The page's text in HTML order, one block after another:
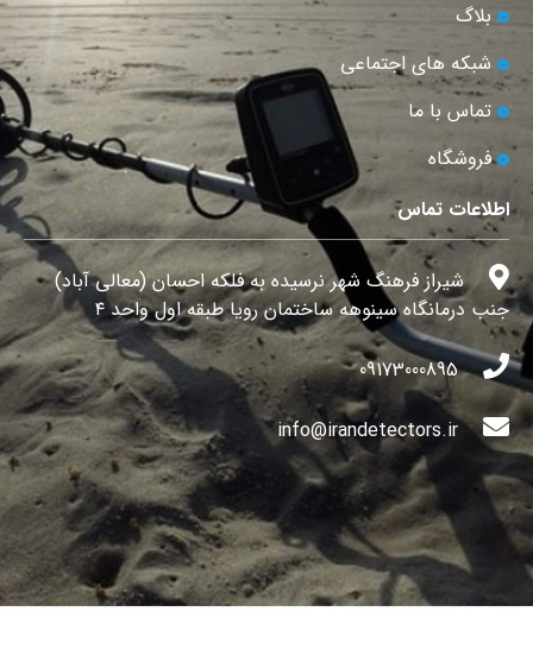
بلاگ
شبکه های اجتماعی
تماس با ما
فروشگاه
اطلاعات تماس
شیراز فرهنگ شهر نرسیده به فلکه احسان (معالی آباد)
جنب درمانگاه سینوهه ساختمان رویا طبقه اول واحد ۴
09173000895
info@irandetectors.ir